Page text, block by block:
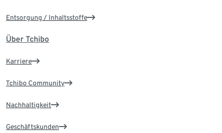
Entsorgung / Inhaltsstoffe
Über Tchibo
Karriere
Tchibo Community
Nachhaltigkeit
Geschäftskunden